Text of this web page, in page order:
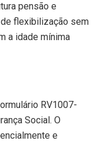
pensão e
flexibilização sem
a idade mínima
RV1007-
Social. O
e